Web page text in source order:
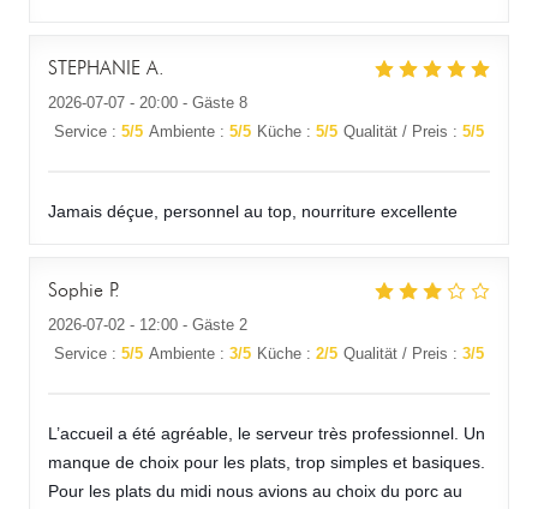
STEPHANIE A
2026-07-07 - 20:00 - Gäste 8
Service : 5/5 Ambiente : 5/5 Küche : 5/5 Qualität / Preis : 5/5
Jamais déçue, personnel au top, nourriture excellente
Sophie P
2026-07-02 - 12:00 - Gäste 2
Service : 5/5 Ambiente : 3/5 Küche : 2/5 Qualität / Preis : 3/5
L’accueil a été agréable, le serveur très professionnel. Un
manque de choix pour les plats, trop simples et basiques.
Pour les plats du midi nous avions au choix du porc au
LA CUIZINE